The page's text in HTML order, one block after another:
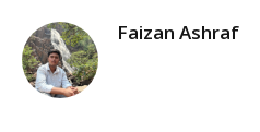
Faizan Ashraf